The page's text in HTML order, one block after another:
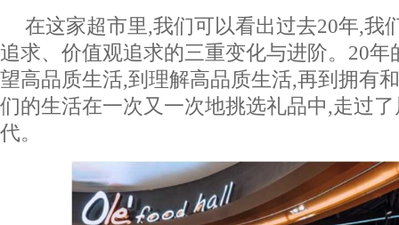
在这家超市里,我们可以看出过去20年,我
追求、价值观追求的三重变化与进阶。20年
望高品质生活,到理解高品质生活,再到拥有
们的生活在一次又一次地挑选礼品中,走过
代。